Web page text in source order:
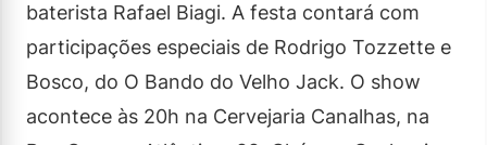
baterista Rafael Biagi. A festa contará com
participações especiais de Rodrigo Tozzette e
Bosco, do O Bando do Velho Jack. O show
acontece às 20h na Cervejaria Canalhas, na